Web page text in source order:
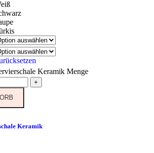
Keramik Menge
+
Keramik